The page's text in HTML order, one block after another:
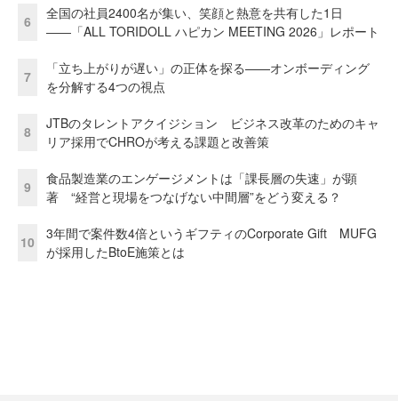
6
全国の社員2400名が集い、笑顔と熱意を共有した1日
――「ALL TORIDOLL ハピカン MEETING 2026」レポート
7
「立ち上がりが遅い」の正体を探る——オンボーディング
を分解する4つの視点
8
JTBのタレントアクイジション ビジネス改革のためのキャ
リア採用でCHROが考える課題と改善策
9
食品製造業のエンゲージメントは「課長層の失速」が顕
著 “経営と現場をつなげない中間層”をどう変える？
10
3年間で案件数4倍というギフティのCorporate Gift MUFG
が採用したBtoE施策とは